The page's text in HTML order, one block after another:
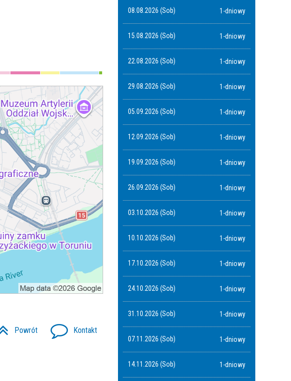
Powrót Kontakt
08.08.2026 (Sob) 1-dniowy
15.08.2026 (Sob) 1-dniowy
22.08.2026 (Sob) 1-dniowy
29.08.2026 (Sob) 1-dniowy
05.09.2026 (Sob) 1-dniowy
12.09.2026 (Sob) 1-dniowy
19.09.2026 (Sob) 1-dniowy
26.09.2026 (Sob) 1-dniowy
03.10.2026 (Sob) 1-dniowy
10.10.2026 (Sob) 1-dniowy
17.10.2026 (Sob) 1-dniowy
24.10.2026 (Sob) 1-dniowy
31.10.2026 (Sob) 1-dniowy
07.11.2026 (Sob) 1-dniowy
14.11.2026 (Sob) 1-dniowy